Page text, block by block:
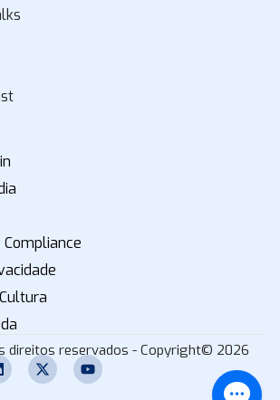
direitos reservados - Copyright© 2026